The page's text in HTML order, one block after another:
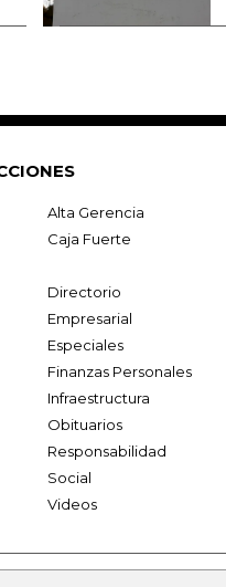
Alta Gerencia
Caja Fuerte
Directorio
Empresarial
Especiales
Finanzas Personales
Infraestructura
Obituarios
Responsabilidad
Social
Videos